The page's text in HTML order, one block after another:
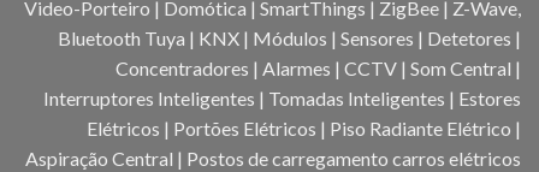
Video-Porteiro | Domótica | SmartThings | ZigBee | Z-Wave,
Bluetooth Tuya | KNX | Módulos | Sensores | Detetores |
Concentradores | Alarmes | CCTV | Som Central |
Interruptores Inteligentes | Tomadas Inteligentes | Estores
Elétricos | Portões Elétricos | Piso Radiante Elétrico |
Aspiração Central | Postos de carregamento carros elétricos